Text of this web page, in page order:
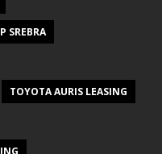
SREBRA
TOYOTA AURIS LEASING